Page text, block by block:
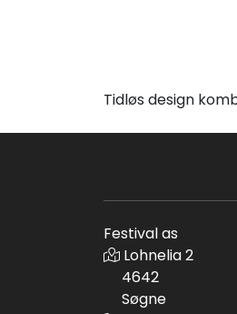
Tidløs design
Festival as
Lohnelia 2
4642
Søgne